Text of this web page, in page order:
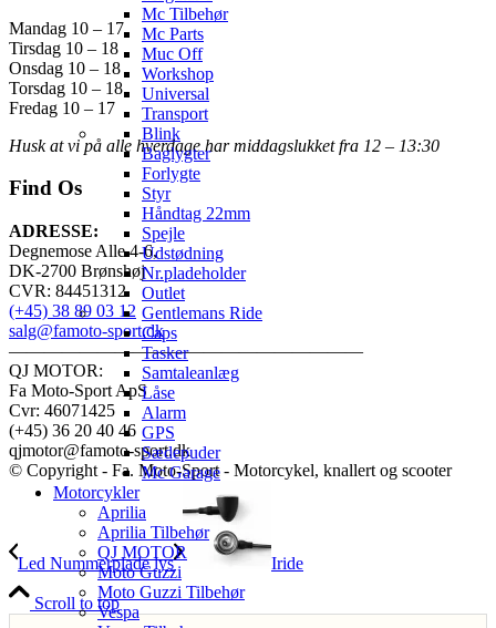
Mc Tilbehør
Mc Parts
Muc Off
Workshop
Universal
Transport
Blink
Baglygter
Forlygte
Styr
Håndtag 22mm
Spejle
Udstødning
Nr.pladeholder
Outlet
Gentlemans Ride
Caps
Tasker
Samtaleanlæg
Låse
Alarm
GPS
Sædepuder
Mc Garage
Motorcykler
Aprilia
Aprilia Tilbehør
QJ MOTOR
Moto Guzzi
Moto Guzzi Tilbehør
Vespa
Mandag 10 – 17
Tirsdag 10 – 18
Onsdag 10 – 18
Torsdag 10 – 18
Fredag 10 – 17
Husk at vi på alle hverdage har middagslukket fra 12 – 13:30
Find Os
ADRESSE:
Degnemose Alle 4-6,
DK-2700 Brønshøj
CVR: 84451312
(+45) 38 89 03 12
salg@famoto-sport.dk
————————————————————
QJ MOTOR:
Fa Moto-Sport ApS
Cvr: 46071425
(+45) 36 20 40 46
qjmotor@famoto-sport.dk
© Copyright - Fa. Moto-Sport - Motorcykel, knallert og scooter
Led Nummerplade lys Iride
Scroll to top